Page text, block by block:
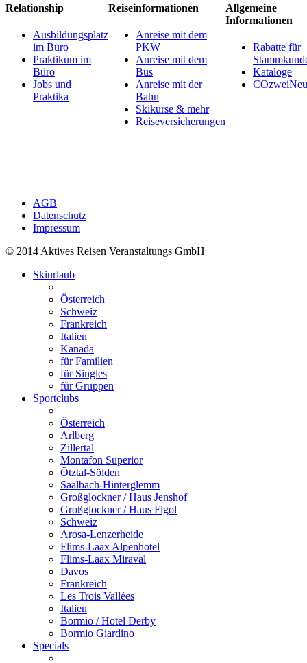
Relationship
Ausbildungsplatz
im Büro
Praktikum im
Büro
Jobs und
Praktika
Reiseinformationen
Anreise mit dem
PKW
Anreise mit dem
Bus
Anreise mit der
Bahn
Skikurse & mehr
Reiseversicherungen
Allgemeine
Informationen
Rabatte für
Kataloge
AGB
Datenschutz
Impressum
© 2014 Aktives Reisen Veranstaltungs GmbH
Skiurlaub
Österreich
Schweiz
Frankreich
Italien
Kanada
für Familien
für Singles
für Gruppen
Sportclubs
Österreich
Arlberg
Zillertal
Montafon Superior
Ötztal-Sölden
Saalbach-Hinterglemm
Großglockner / Haus Jenshof
Großglockner / Haus Figol
Schweiz
Arosa-Lenzerheide
Flims-Laax Alpenhotel
Flims-Laax Miraval
Davos
Frankreich
Les Trois Vallées
Italien
Bormio / Hotel Derby
Bormio Giardino
Specials